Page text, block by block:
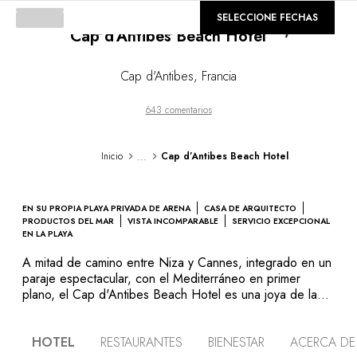
GALERÍA
Cap d’Antibes Beach Hotel
Cap d'Antibes, Francia
643 comentarios
Inicio ... Cap d’Antibes Beach Hotel
EN SU PROPIA PLAYA PRIVADA DE ARENA
CASA DE ARQUITECTO
PRODUCTOS DEL MAR
VISTA INCOMPARABLE
SERVICIO EXCEPCIONAL
EN LA PLAYA
A mitad de camino entre Niza y Cannes, integrado en un
paraje espectacular, con el Mediterráneo en primer
plano, el Cap d'Antibes Beach Hotel es una joya de la
vegetación mediterránea del jardín, rodeado por el mar,
SELECCIONE FECHAS
HOTEL RESTAURANTES BIENESTAR ACERCA DE